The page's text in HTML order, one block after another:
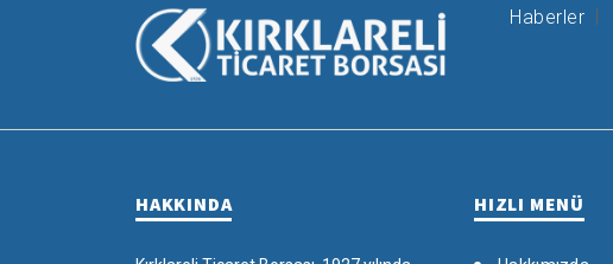
Haberler
HAKKINDA HIZLI MENÜ